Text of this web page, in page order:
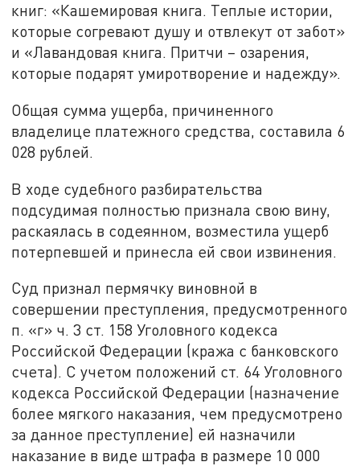
книг: «Кашемировая книга. Теплые истории,
которые согревают душу и отвлекут от забот»
и «Лавандовая книга. Притчи – озарения,
которые подарят умиротворение и надежду».
Общая сумма ущерба, причиненного
владелице платежного средства, составила 6
028 рублей.
В ходе судебного разбирательства
подсудимая полностью признала свою вину,
раскаялась в содеянном, возместила ущерб
потерпевшей и принесла ей свои извинения.
Суд признал пермячку виновной в
совершении преступления, предусмотренного
п. «г» ч. 3 ст. 158 Уголовного кодекса
Российской Федерации (кража с банковского
счета). С учетом положений ст. 64 Уголовного
кодекса Российской Федерации (назначение
более мягкого наказания, чем предусмотрено
за данное преступление) ей назначили
наказание в виде штрафа в размере 10 000